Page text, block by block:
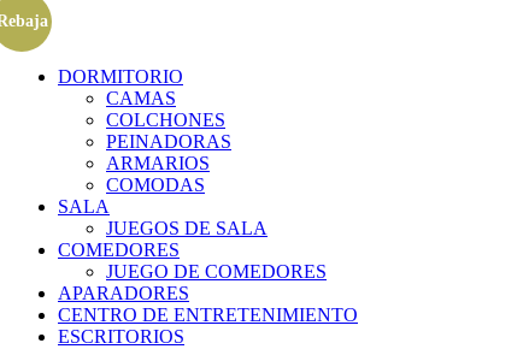
DORMITORIO
CAMAS
COLCHONES
PEINADORAS
ARMARIOS
COMODAS
SALA
JUEGOS DE SALA
COMEDORES
JUEGO DE COMEDORES
APARADORES
CENTRO DE ENTRETENIMIENTO
ESCRITORIOS